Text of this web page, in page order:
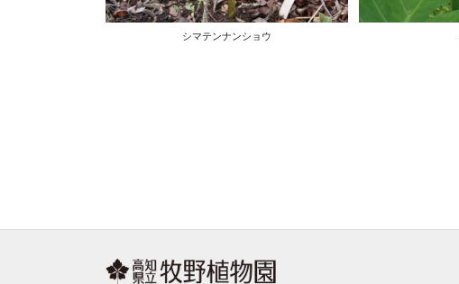
シマテンナンショウ